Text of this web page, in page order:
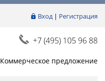
Вход| Регистрация
+7 (495) 105 96 88
Коммерческое предложение